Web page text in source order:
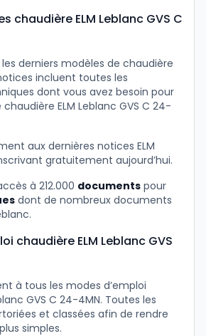
chaudière ELM Leblanc GVS C
derniers modèles de chaudière
incluent toutes les
dont vous avez besoin pour
ELM Leblanc GVS C 24-
aux dernières notices ELM
gratuitement aujourd’hui.
à 212.000 documents pour
dont de nombreux documents
chaudière ELM Leblanc GVS
à tous les modes d’emploi
GVS C 24-4MN. Toutes les
et classées afin de rendre
simples.